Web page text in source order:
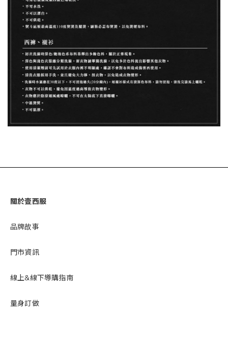
關於壹西服
品牌故事
門市資訊
線上&線下導購指南
量身訂做